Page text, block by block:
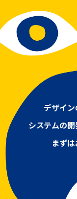
デザイン
システムの
まず